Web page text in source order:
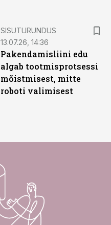
SISUTURUNDUS
13.07.26, 14:36
Pakendamisliini edu
algab tootmisprotsessi
mõistmisest, mitte
roboti valimisest